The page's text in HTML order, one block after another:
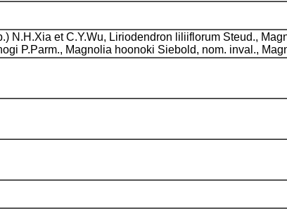
N.H.Xia et C.Y.Wu, Liriodendron liliiflorum Steud.,
P.Parm., Magnolia hoonoki Siebold, nom. inval.,